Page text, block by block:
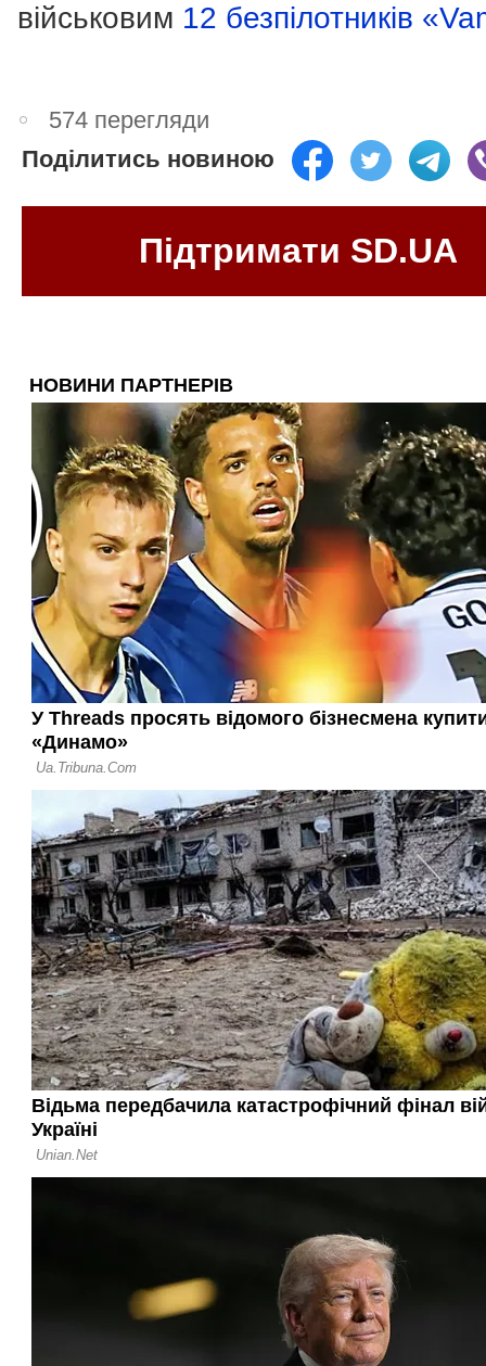
військовим 12 безпілотників
574 перегляди
Поділитись новиною
Підтримати SD.UA